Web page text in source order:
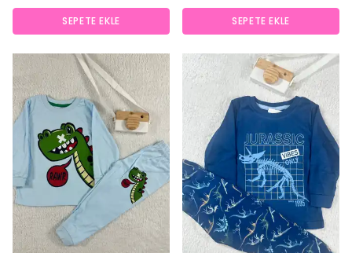
SEPETE EKLE SEPETE EKLE